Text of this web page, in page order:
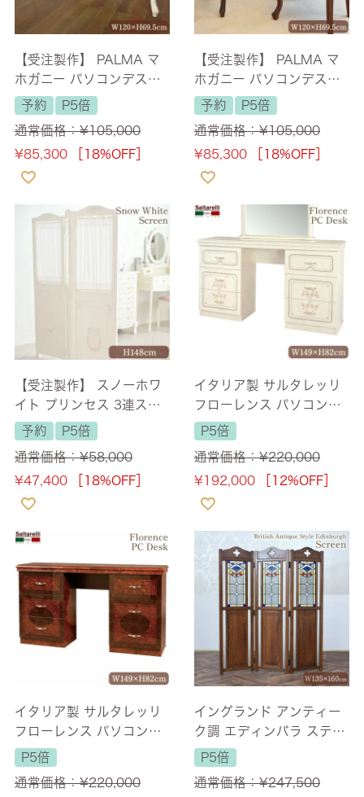
【受注製作】 PALMA マ
ホガニー パソコンデスク
ホワイト 幅120cm 【送料
無料】 [Y]
予約
P5倍
通常価格：¥105,000
¥85,300 ［18%OFF］
【受注製作】 PALMA マ
ホガニー パソコンデスク
ブラウン 幅120cm 【送料
無料】 [Y]
予約
P5倍
通常価格：¥105,000
¥85,300 ［18%OFF］
【受注製作】 スノーホワ
イト プリンセス 3連スク
リーン(パーテーション)
【送料無料】
予約
P5倍
通常価格：¥58,000
¥47,400 ［18%OFF］
イタリア製 サルタレッリ
フローレンス パソコンデ
スク パールホワイト 幅14
9cm 【送料無料】
P5倍
通常価格：¥220,000
¥192,000 ［12%OFF］
イタリア製 サルタレッリ
フローレンス パソコンデ
スク ブラウン 幅149cm
【送料無料】
P5倍
通常価格：¥220,000
イングランド アンティー
ク調 エディンバラ ステン
ド スクリーン 幅135cm
【送料無料/設置サービス
付】
P5倍
通常価格：¥247,500